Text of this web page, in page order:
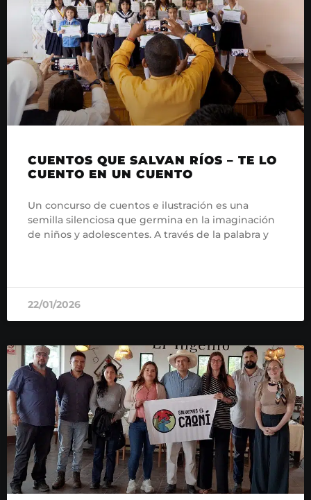
CUENTOS QUE SALVAN RÍOS – TE LO
CUENTO EN UN CUENTO
Un concurso de cuentos e ilustración es una
semilla silenciosa que germina en la imaginación
de niños y adolescentes. A través de la palabra y
22/01/2026